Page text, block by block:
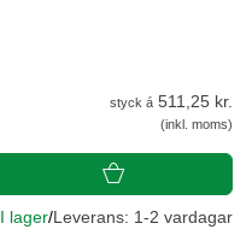
styck á 511,25 kr.
(inkl. moms)
I lager/Leverans: 1-2 vardagar